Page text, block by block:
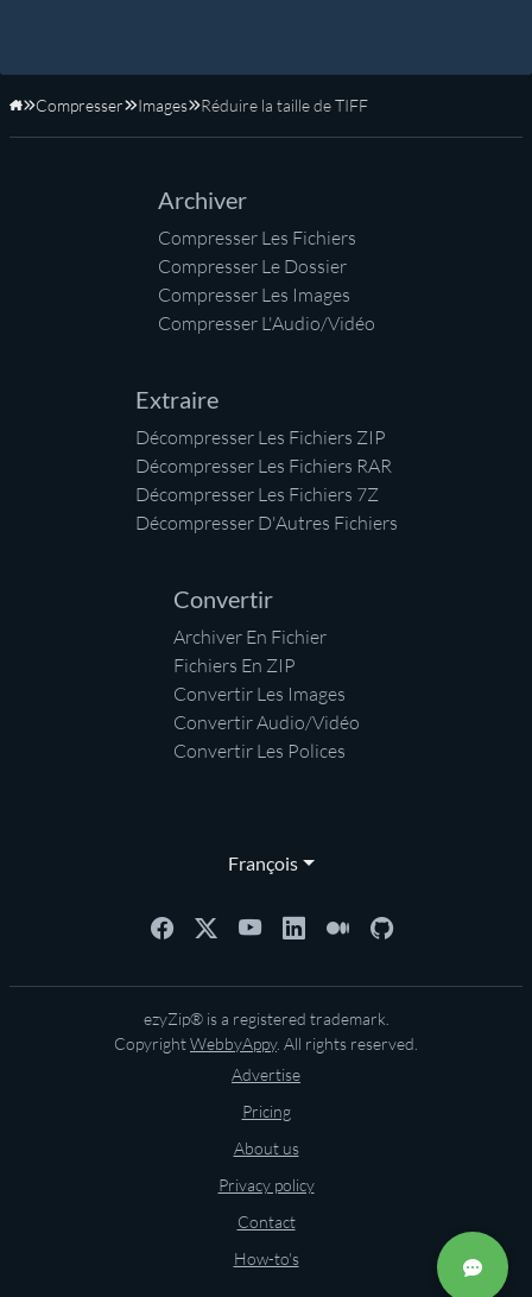
Accueil
Compresser Images Réduire la taille de TIFF
Archiver
Compresser Les Fichiers
Compresser Le Dossier
Compresser Les Images
Compresser L'Audio/Vidéo
Extraire
Décompresser Les Fichiers ZIP
Décompresser Les Fichiers RAR
Décompresser Les Fichiers 7Z
Décompresser D'Autres Fichiers
Convertir
Archiver En Fichier
Fichiers En ZIP
Convertir Les Images
Convertir Audio/Vidéo
Convertir Les Polices
François
ezyZip® is a registered trademark.
CopyrightWebbyAppy. All rights reserved.
Advertise
Pricing
About us
Privacy policy
Contact
How-to's